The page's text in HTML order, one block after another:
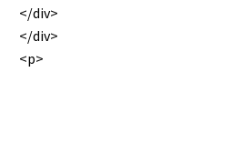
</div>
</div>
<p>